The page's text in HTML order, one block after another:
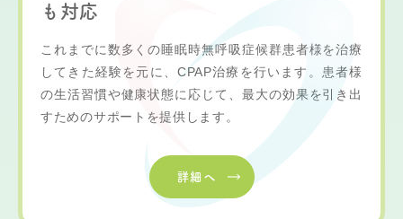
も対応
これまでに数多くの睡眠時無呼吸症候群患者様を治療
してきた経験を元に、CPAP治療を行います。患者様
の生活習慣や健康状態に応じて、最大の効果を引き出
すためのサポートを提供します。
詳細へ